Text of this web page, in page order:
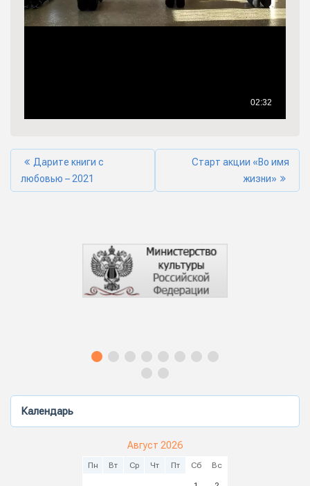
Календарь
Август 2026
Пн Вт Ср Чт Пт Сб Вс
Дарите книги с
любовью – 2021
Старт акции «Во имя
жизни»